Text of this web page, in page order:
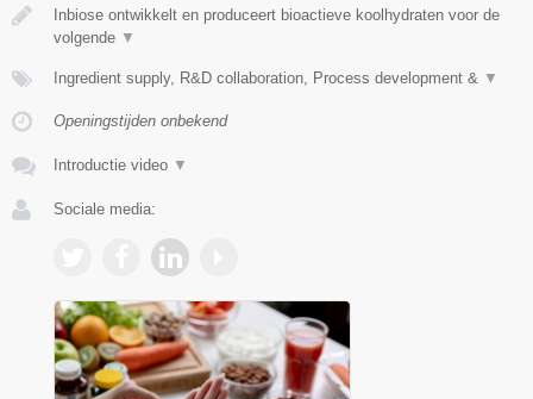
Inbiose ontwikkelt en produceert bioactieve koolhydraten voor de
volgende ▼
Ingredient supply, R&D collaboration, Process development & ▼
Openingstijden onbekend
Introductie video ▼
Sociale media: